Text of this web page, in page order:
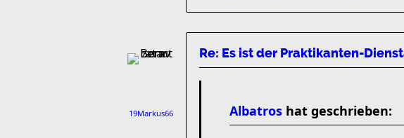
19Markus66
Re: Es ist der Praktikanten-
Albatros hat geschrieben: